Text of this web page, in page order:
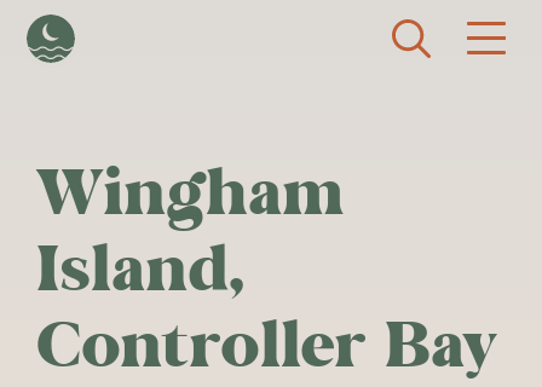
Wingham
Island,
Controller Bay